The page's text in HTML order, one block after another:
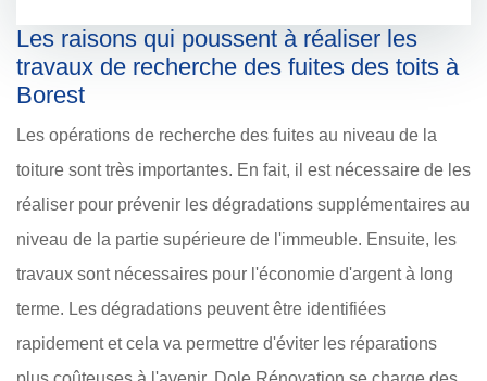
Les raisons qui poussent à réaliser les
travaux de recherche des fuites des toits à
Borest
Les opérations de recherche des fuites au niveau de la
toiture sont très importantes. En fait, il est nécessaire de les
réaliser pour prévenir les dégradations supplémentaires au
niveau de la partie supérieure de l'immeuble. Ensuite, les
travaux sont nécessaires pour l'économie d'argent à long
terme. Les dégradations peuvent être identifiées
rapidement et cela va permettre d'éviter les réparations